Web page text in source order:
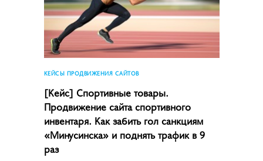
КЕЙСЫ ПРОДВИЖЕНИЯ САЙТОВ
[Кейс] Спортивные товары.
Продвижение сайта спортивного
инвентаря. Как забить гол санкциям
«Минусинска» и поднять трафик в 9
раз